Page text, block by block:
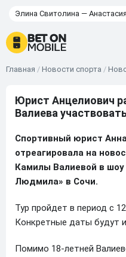
Элина Свитолина —
Главная / Новости спорта /
Юрист Анцелиович
Валиева
Спортивный юрист
отреагировала на
Камилы Валиевой в
Людмила» в Сочи.
Тур пройдет в период с
Конкретные даты будут
Помимо 18-летней